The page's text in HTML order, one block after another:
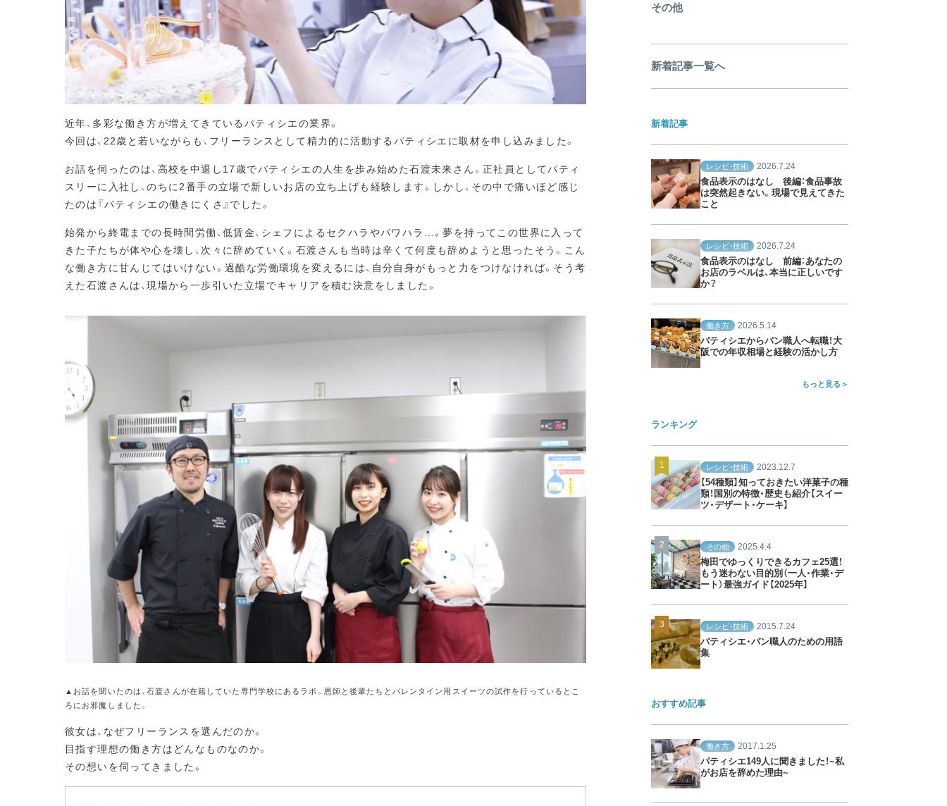
近年、多彩な働き方が増えてきているパティシエの業界。
今回は、22歳と若いながらも、フリーランスとして精力的に活動するパティシエに取材を申し込みました。
お話を伺ったのは、高校を中退し17歳でパティシエの人生を歩み始めた石渡未来さん。正社員としてパティ
スリーに入社し、のちに2番手の立場で新しいお店の立ち上げも経験します。しかし、その中で痛いほど感じ
たのは『パティシエの働きにくさ』でした。
始発から終電までの長時間労働、低賃金、シェフによるセクハラやパワハラ…。夢を持ってこの世界に入って
きた子たちが体や心を壊し、次々に辞めていく。石渡さんも当時は辛くて何度も辞めようと思ったそう。こん
な働き方に甘んじてはいけない。過酷な労働環境を変えるには、自分自身がもっと力をつけなければ。そう考
えた石渡さんは、現場から一歩引いた立場でキャリアを積む決意をしました。
▲お話を聞いたのは、石渡さんが在籍していた専門学校にあるラボ。恩師と後輩たちとバレンタイン用スイーツの試作を行っているとこ
ろにお邪魔しました。
彼女は、なぜフリーランスを選んだのか。
目指す理想の働き方はどんなものなのか。
その想いを伺ってきました。
その他
新着記事一覧へ
新着記事
レシピ・技術 2026.7.24
食品表示のはなし 後編：食品事故
は突然起きない。現場で見えてきた
こと
レシピ・技術 2026.7.24
食品表示のはなし 前編：あなたの
お店のラベルは、本当に正しいです
か？
働き方 2026.5.14
パティシエからパン職人へ転職！大
阪での年収相場と経験の活かし方
もっと見る
ランキング
レシピ・技術 2023.12.7
【54種類】知っておきたい洋菓子の種
類！国別の特徴・歴史も紹介【スイー
ツ・デザート・ケーキ】
その他 2025.4.4
梅田でゆっくりできるカフェ25選！
もう迷わない目的別（一人・作業・デ
ート）最強ガイド【2025年】
レシピ・技術 2015.7.24
パティシエ・パン職人のための用語
集
おすすめ記事
働き方 2017.1.25
パティシエ149人に聞きました！~私
がお店を辞めた理由~